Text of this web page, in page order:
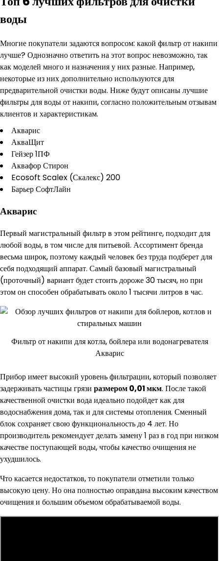
воды
Многие покупатели задаются вопросом: какой фильтр от накипи
лучше? Однозначно ответить на этот вопрос невозможно, так
как моделей много и назначения у них разные. Например,
некоторые из них дополнительно используются для
предварительной очистки воды. Ниже будут описаны лучшие
фильтры для воды от накипи, согласно положительным отзывам
клиентов и характеристикам.
Акварис
АкваЩит
Гейзер 1ПФ
Аквафор Стирон
Ecosoft Scalex (Скалекс) 200
Барьер СофтЛайн
Акварис
Первый магистральный фильтр в этом рейтинге, подходит для
любой воды, в том числе для питьевой. Ассортимент бренда
весьма широк, поэтому каждый человек без труда подберет для
себя подходящий аппарат. Самый базовый магистральный
(проточный) вариант будет стоить дороже 30 тысяч, но при
этом он способен обрабатывать около 1 тысячи литров в час.
Фильтр от накипи для котла, бойлера или водонагревателя
Акварис
Прибор имеет высокий уровень фильтрации, который позволяет
задерживать частицы грязи размером 0,01 мкм. После такой
качественной очистки вода идеально подойдет как для
водоснабжения дома, так и для системы отопления. Сменный
блок сохраняет свою функциональность до 4 лет. Но
производитель рекомендует делать замену 1 раз в год при низком
качестве поступающей воды, чтобы качество очищения не
ухудшилось.
Что касается недостатков, то покупатели отметили только
высокую цену. Но она полностью оправдана высоким качеством
очищения и большим объемом обрабатываемой воды.